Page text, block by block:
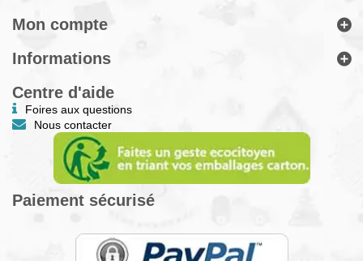
Mon compte
Informations
Centre d'aide
Foires aux questions
Nous contacter
Paiement sécurisé